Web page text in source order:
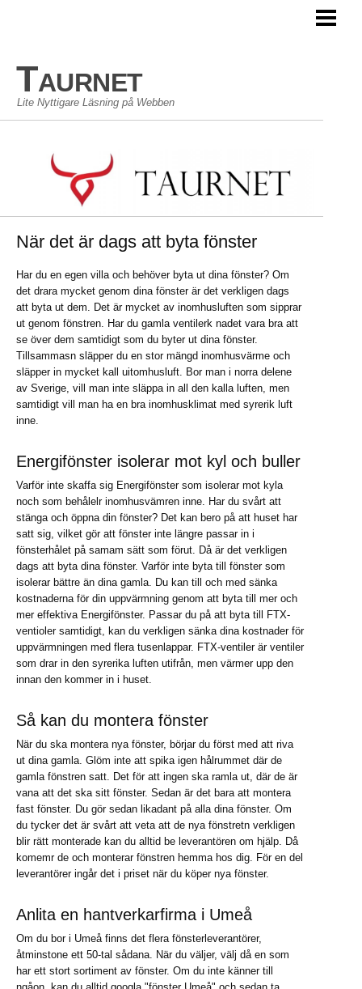
Taurnet
Lite Nyttigare Läsning på Webben
När det är dags att byta fönster
Har du en egen villa och behöver byta ut dina fönster? Om
det drara mycket genom dina fönster är det verkligen dags
att byta ut dem. Det är mycket av inomhusluften som sipprar
ut genom fönstren. Har du gamla ventilerk nadet vara bra att
se över dem samtidigt som du byter ut dina fönster.
Tillsammasn släpper du en stor mängd inomhusvärme och
släpper in mycket kall uitomhusluft. Bor man i norra delene
av Sverige, vill man inte släppa in all den kalla luften, men
samtidigt vill man ha en bra inomhusklimat med syrerik luft
inne.
Energifönster isolerar mot kyl och buller
Varför inte skaffa sig Energifönster som isolerar mot kyla
noch som behålelr inomhusvämren inne. Har du svårt att
stänga och öppna din fönster? Det kan bero på att huset har
satt sig, vilket gör att fönster inte längre passar in i
fönsterhålet på samam sätt som förut. Då är det verkligen
dags att byta dina fönster. Varför inte byta till fönster som
isolerar bättre än dina gamla. Du kan till och med sänka
kostnaderna för din uppvärmning genom att byta till mer och
mer effektiva Energifönster. Passar du på att byta till FTX-
ventioler samtidigt, kan du verkligen sänka dina kostnader för
uppvärmningen med flera tusenlappar. FTX-ventiler är ventiler
som drar in den syrerika luften utifrån, men värmer upp den
innan den kommer in i huset.
Så kan du montera fönster
När du ska montera nya fönster, börjar du först med att riva
ut dina gamla. Glöm inte att spika igen hålrummet där de
gamla fönstren satt. Det för att ingen ska ramla ut, där de är
vana att det ska sitt fönster. Sedan är det bara att montera
fast fönster. Du gör sedan likadant på alla dina fönster. Om
du tycker det är svårt att veta att de nya fönstretn verkligen
blir rätt monterade kan du alltid be leverantören om hjälp. Då
komemr de och monterar fönstren hemma hos dig. För en del
leverantörer ingår det i priset när du köper nya fönster.
Anlita en hantverkarfirma i Umeå
Om du bor i Umeå finns det flera fönsterleverantörer,
åtminstone ett 50-tal sådana. När du väljer, välj då en som
har ett stort sortiment av fönster. Om du inte känner till